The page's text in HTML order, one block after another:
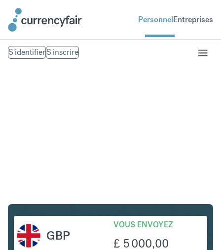
PersonnelEntreprises
S'identifierS'inscrire
GBP
VOUS ENVOYEZ
£ 5 000,00